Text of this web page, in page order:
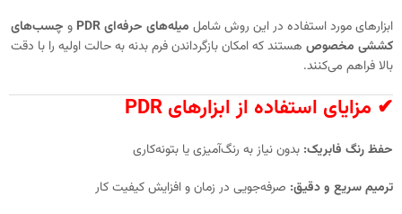
ابزارهای مورد استفاده در این روش شامل میله‌های حرفه‌ای PDR و چسب‌های
کششی مخصوص هستند که امکان بازگرداندن فرم بدنه به حالت اولیه را با دقت
بالا فراهم می‌کنند.
✔ مزایای استفاده از ابزارهای PDR
حفظ رنگ فابریک: بدون نیاز به رنگ‌آمیزی یا بتونه‌کاری
ترمیم سریع و دقیق: صرفه‌جویی در زمان و افزایش کیفیت کار